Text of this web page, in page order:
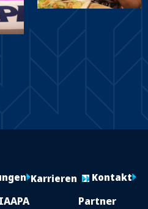
Karrieren Kontakt
Partner